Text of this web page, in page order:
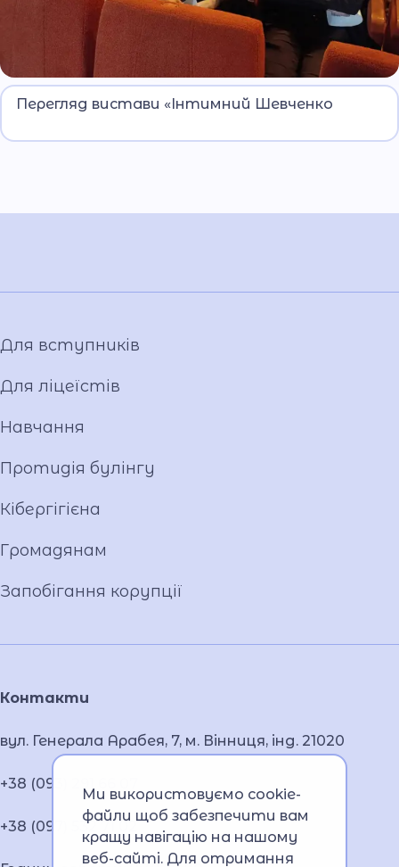
Покращення емоційного інтелекту через
мистецтво.
Перегляд вистави «Інтимний Шевченко
Контакти
вул. Генерала Арабея, 7, м. Вінниця, інд. 21020
+38 (093) 291 66 07
+38 (097) 532 71 02
Для вступників
Для ліцеїстів
Навчання
Протидія булінгу
Кібергігієна
Громадянам
Запобігання корупції
Ми використовуємо cookie-
файли щоб забезпечити вам
кращу навігацію на нашому
веб-сайті. Для отримання